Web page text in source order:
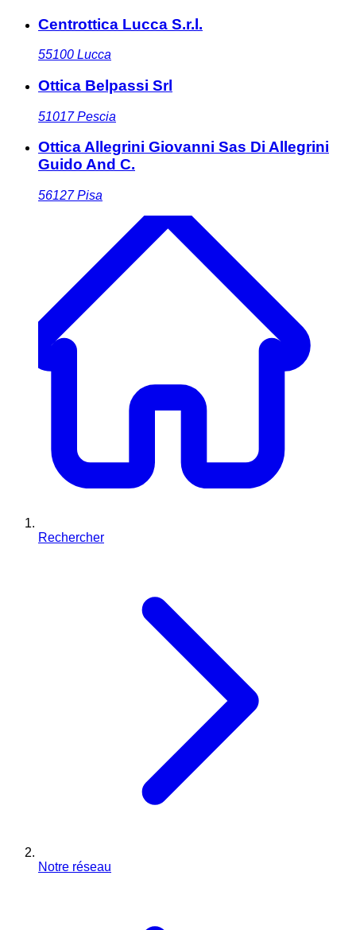
Centrottica Lucca S.r.l.
55100 Lucca
Ottica Belpassi Srl
51017 Pescia
Ottica Allegrini Giovanni Sas Di Allegrini
Guido And C.
56127 Pisa
Rechercher
Notre réseau